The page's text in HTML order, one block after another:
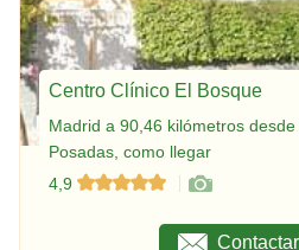
Centro Clínico El Bosque
Madrid a 90,46 kilómetros
Posadas, como llegar
4,9
Contactar